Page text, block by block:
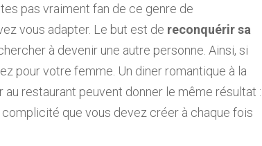
pas vraiment fan de ce genre de
vous adapter. Le but est de reconquérir sa
à devenir une autre personne. Ainsi, si
pour votre femme. Un diner romantique à la
restaurant peuvent donner le même résultat :
que vous devez créer à chaque fois